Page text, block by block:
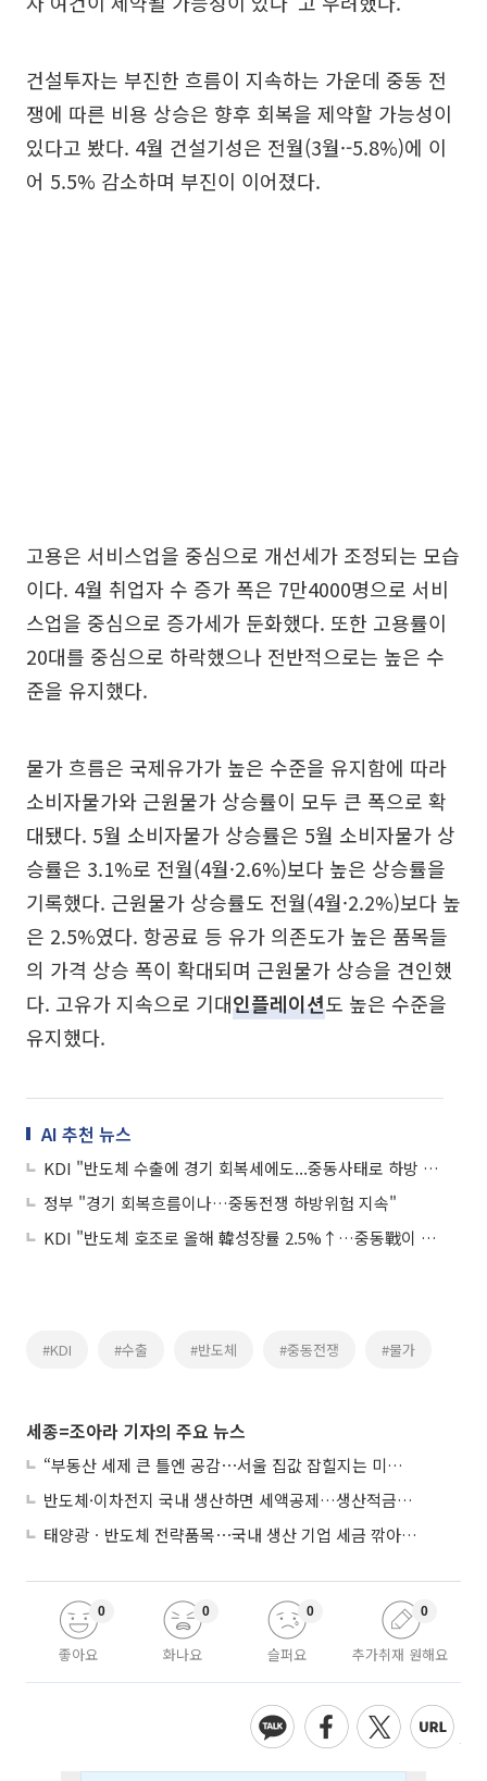
건설투자는 부진한 흐름이 지속하는 가운데 중동 전
쟁에 따른 비용 상승은 향후 회복을 제약할 가능성이
있다고 봤다. 4월 건설기성은 전월(3월·-5.8%)에 이
어 5.5% 감소하며 부진이 이어졌다.
고용은 서비스업을 중심으로 개선세가 조정되는 모습
이다. 4월 취업자 수 증가 폭은 7만4000명으로 서비
스업을 중심으로 증가세가 둔화했다. 또한 고용률이
20대를 중심으로 하락했으나 전반적으로는 높은 수
준을 유지했다.
물가 흐름은 국제유가가 높은 수준을 유지함에 따라
소비자물가와 근원물가 상승률이 모두 큰 폭으로 확
대됐다. 5월 소비자물가 상승률은 5월 소비자물가 상
승률은 3.1%로 전월(4월·2.6%)보다 높은 상승률을
기록했다. 근원물가 상승률도 전월(4월·2.2%)보다 높
은 2.5%였다. 항공료 등 유가 의존도가 높은 품목들
의 가격 상승 폭이 확대되며 근원물가 상승을 견인했
다. 고유가 지속으로 기대인플레이션도 높은 수준을
유지했다.
AI 추천 뉴스
KDI "반도체 수출에 경기 회복세에도...중동사태로 하방 위험 여전"
정부 "경기 회복흐름이나…중동전쟁 하방위험 지속"
KDI "반도체 호조로 올해 韓성장률 2.5%↑…중동戰이 0.5%p 낮춰"
#KDI #수출 #반도체 #중동전쟁 #물가
세종=조아라 기자의 주요 뉴스
“부동산 세제 큰 틀엔 공감⋯서울 집값 잡힐지는 미지수”
반도체·이차전지 국내 생산하면 세액공제…생산적금융 ISA 신설
태양광ㆍ반도체 전략품목⋯국내 생산 기업 세금 깎아준다
좋아요
0
화나요
0
슬퍼요
0
추가취재 원해요
0